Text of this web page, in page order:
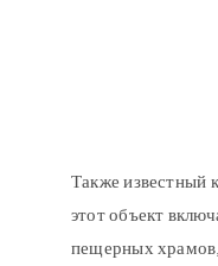
Также известный
этот объект
пещерных